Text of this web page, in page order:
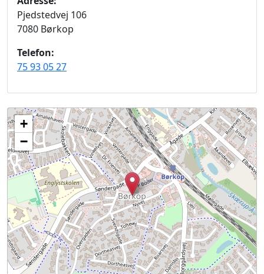
Pjedstedvej 106
7080 Børkop
Telefon:
75 93 05 27
+
−